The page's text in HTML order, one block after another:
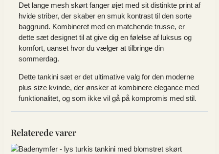
Det lange mesh skørt fanger øjet med sit distinkte print af
hvide striber, der skaber en smuk kontrast til den sorte
baggrund. Kombineret med en matchende trusse, er
dette sæt designet til at give dig en følelse af luksus og
komfort, uanset hvor du vælger at tilbringe din
sommerdag.
Dette tankini sæt er det ultimative valg for den moderne
plus size kvinde, der ønsker at kombinere elegance med
funktionalitet, og som ikke vil gå på kompromis med stil.
Relaterede varer